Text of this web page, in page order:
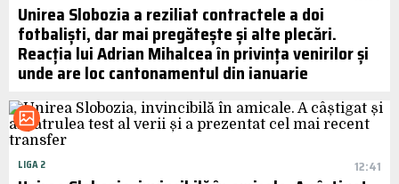
Unirea Slobozia a reziliat contractele a doi
fotbaliști, dar mai pregătește și alte plecări.
Reacția lui Adrian Mihalcea în privința venirilor și
unde are loc cantonamentul din ianuarie
LIGA 2 12:41